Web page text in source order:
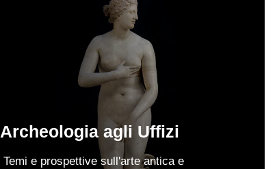
Archeologia agli Uffizi
Temi e prospettive sull'arte antica e